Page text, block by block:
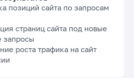
позиций сайта по запросам
страниц сайта под новые
запросы
роста трафика на сайт